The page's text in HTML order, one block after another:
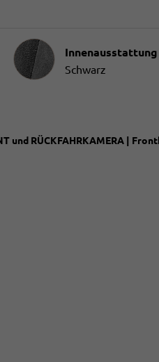
Innenausstattung
Innenausstattung
Schwarz
und RÜCKFAHRKAMERA |